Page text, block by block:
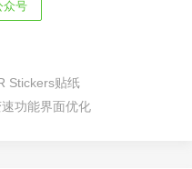
众号
Stickers贴纸
功能界面优化